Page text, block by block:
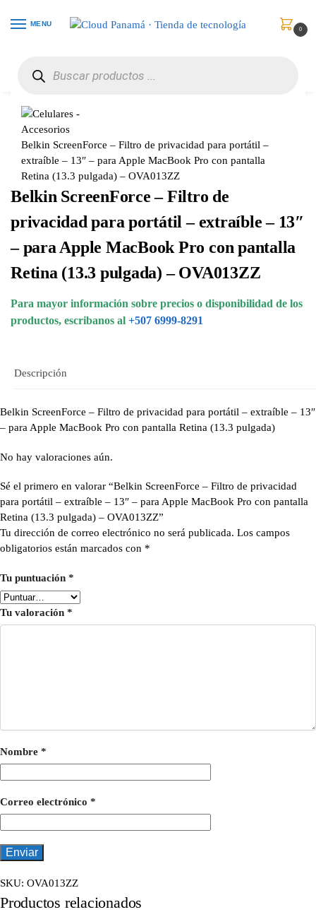
MENU
0
Belkin ScreenForce – Filtro de privacidad para portátil –
extraíble – 13″ – para Apple MacBook Pro con pantalla
Retina (13.3 pulgada) – OVA013ZZ
Belkin ScreenForce – Filtro de
privacidad para portátil – extraíble – 13″
– para Apple MacBook Pro con pantalla
Retina (13.3 pulgada) – OVA013ZZ
Para mayor información sobre precios o disponibilidad de los
productos, escribanos al +507 6999-8291
Descripción
Belkin ScreenForce – Filtro de privacidad para portátil – extraíble – 13″
– para Apple MacBook Pro con pantalla Retina (13.3 pulgada)
No hay valoraciones aún.
Sé el primero en valorar “Belkin ScreenForce – Filtro de privacidad
para portátil – extraíble – 13″ – para Apple MacBook Pro con pantalla
Retina (13.3 pulgada) – OVA013ZZ”
Tu dirección de correo electrónico no será publicada. Los campos
obligatorios están marcados con *
Tu puntuación *
Tu valoración *
Nombre *
Correo electrónico *
SKU: OVA013ZZ
Productos relacionados